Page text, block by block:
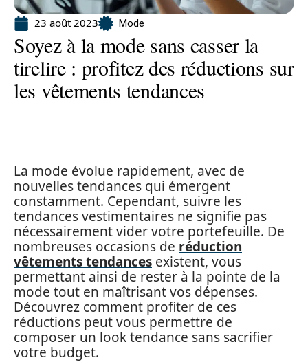
23 août 2023 Mode
Soyez à la mode sans casser la
tirelire : profitez des réductions sur
les vêtements tendances
La mode évolue rapidement, avec de
nouvelles tendances qui émergent
constamment. Cependant, suivre les
tendances vestimentaires ne signifie pas
nécessairement vider votre portefeuille. De
nombreuses occasions de réduction
vêtements tendances existent, vous
permettant ainsi de rester à la pointe de la
mode tout en maîtrisant vos dépenses.
Découvrez comment profiter de ces
réductions peut vous permettre de
composer un look tendance sans sacrifier
votre budget.